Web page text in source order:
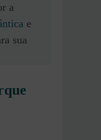
a
e
sua